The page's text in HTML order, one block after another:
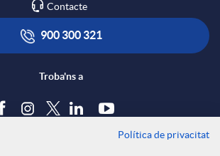
Contacte
900 300 321
Troba'ns a
Política de privacitat